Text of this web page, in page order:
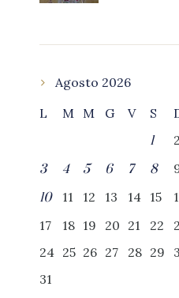
Agosto 2026
L
M M G V S
1
2
3
4 5 6 7 8
10
11 12 13 14 15
17
18 19 20 21 22
24 25 26 27 28 29
31